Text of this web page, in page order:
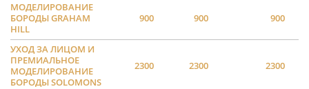
МОДЕЛИРОВАНИЕ
БОРОДЫ GRAHAM
HILL
900 900 900
УХОД ЗА ЛИЦОМ И
ПРЕМИАЛЬНОЕ
МОДЕЛИРОВАНИЕ
БОРОДЫ SOLOMONS
2300 2300 2300